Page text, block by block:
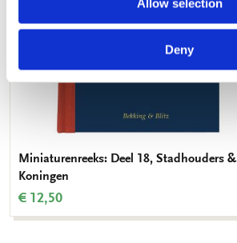
Allow selection
Deny
Miniaturenreeks: Deel 18, Stadhouders &
Koningen
€ 12,50